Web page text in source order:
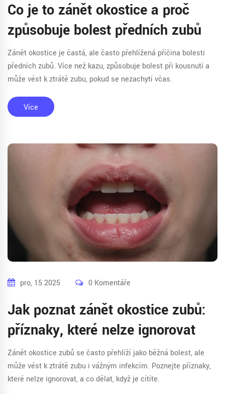
Co je to zánět okostice a proč
způsobuje bolest předních zubů
Zánět okostice je častá, ale často přehlížená příčina bolesti
předních zubů. Více než kazu, způsobuje bolest při kousnutí a
může vést k ztrátě zubu, pokud se nezachytí včas.
Více
pro, 15 2025 0 Komentáře
Jak poznat zánět okostice zubů:
příznaky, které nelze ignorovat
Zánět okostice zubů se často přehlíží jako běžná bolest, ale
může vést k ztrátě zubu i vážným infekcím. Poznejte příznaky,
které nelze ignorovat, a co dělat, když je cítíte.